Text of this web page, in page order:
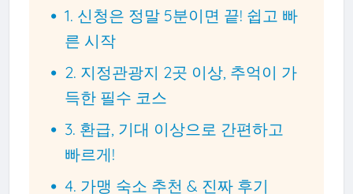
1. 신청은 정말 5분이면 끝! 쉽고 빠
른 시작
2. 지정관광지 2곳 이상, 추억이 가
득한 필수 코스
3. 환급, 기대 이상으로 간편하고
빠르게!
4. 가맹 숙소 추천 & 진짜 후기